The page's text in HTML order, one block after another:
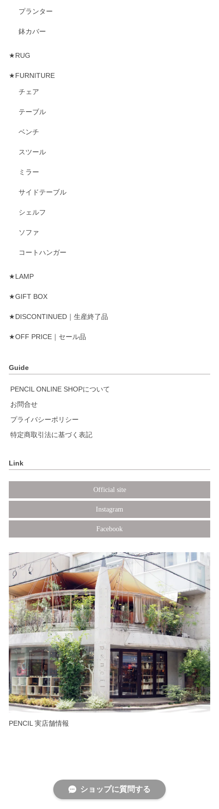
プランター
鉢カバー
★RUG
★FURNITURE
チェア
テーブル
ベンチ
スツール
ミラー
サイドテーブル
シェルフ
ソファ
コートハンガー
★LAMP
★GIFT BOX
★DISCONTINUED｜生産終了品
★OFF PRICE｜セール品
Guide
PENCIL ONLINE SHOPについて
お問合せ
プライバシーポリシー
特定商取引法に基づく表記
Link
Official site
Instagram
Facebook
PENCIL 実店舗情報
ショップに質問する